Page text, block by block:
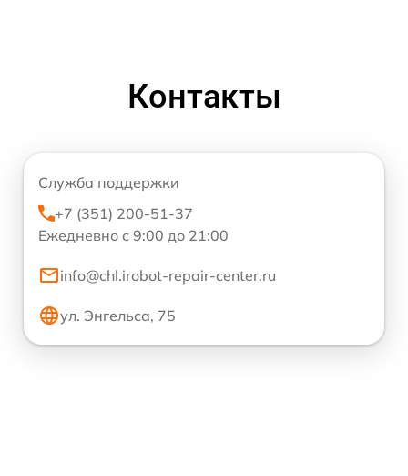
Контакты
Служба поддержки
+7 (351) 200-51-37
Ежедневно с 9:00 до 21:00
info@chl.irobot-repair-center.ru
ул. Энгельса, 75